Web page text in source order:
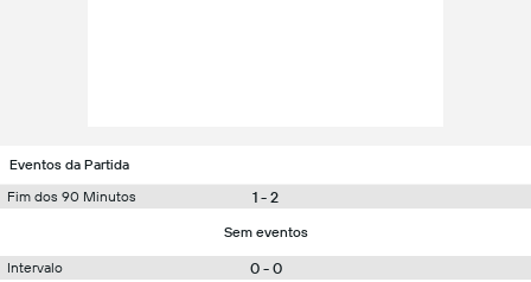
Eventos da Partida
Fim dos 90 Minutos
1 - 2
Sem eventos
Intervalo 0 - 0